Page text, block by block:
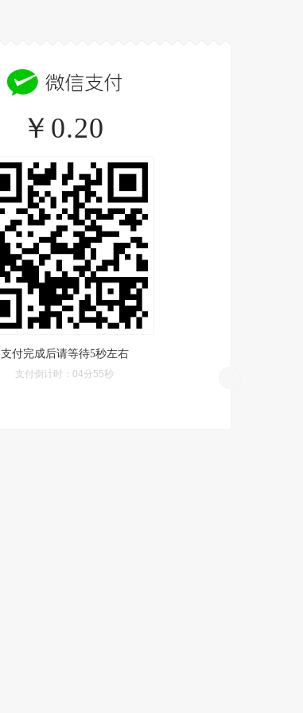
￥0.20
支付完成后请等待5秒左右
支付倒计时： 04分55秒